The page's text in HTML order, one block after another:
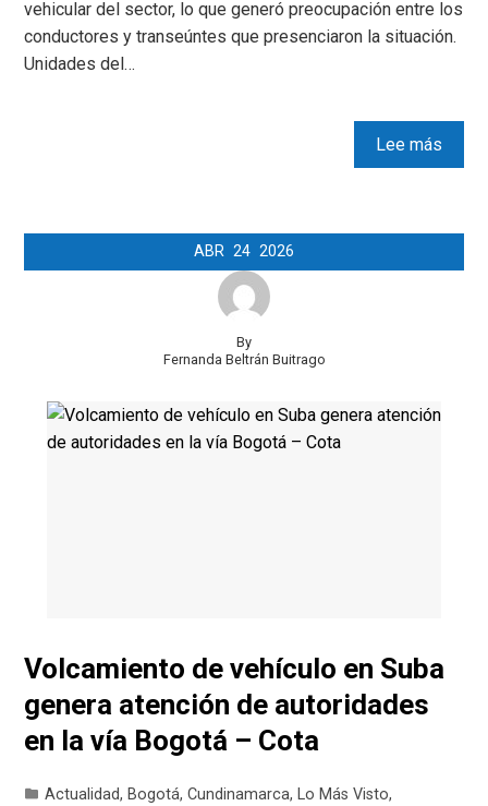
vehicular del sector, lo que generó preocupación entre los
conductores y transeúntes que presenciaron la situación.
Unidades del…
Lee más
ABR 24 2026
By
Fernanda Beltrán Buitrago
Volcamiento de vehículo en Suba
genera atención de autoridades
en la vía Bogotá – Cota
Actualidad, Bogotá,Cundinamarca, Lo Más Visto,